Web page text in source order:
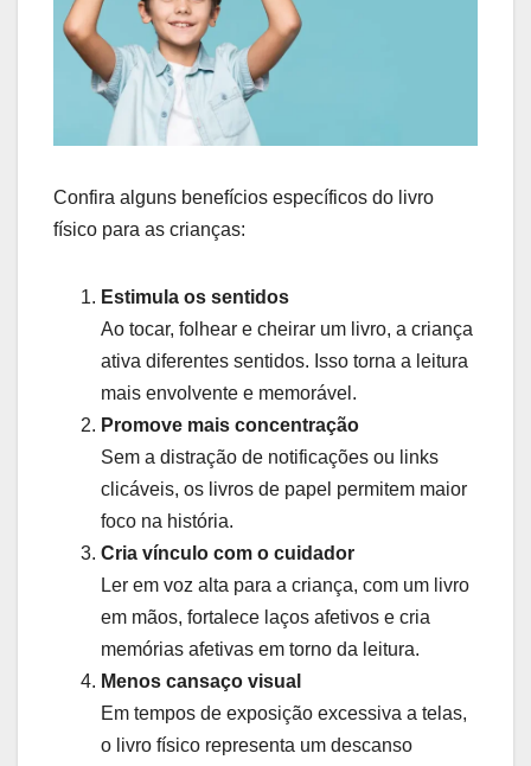
Confira alguns benefícios específicos do livro
físico para as crianças:
Estimula os sentidos
Ao tocar, folhear e cheirar um livro, a criança
ativa diferentes sentidos. Isso torna a leitura
mais envolvente e memorável.
Promove mais concentração
Sem a distração de notificações ou links
clicáveis, os livros de papel permitem maior
foco na história.
Cria vínculo com o cuidador
Ler em voz alta para a criança, com um livro
em mãos, fortalece laços afetivos e cria
memórias afetivas em torno da leitura.
Menos cansaço visual
Em tempos de exposição excessiva a telas,
o livro físico representa um descanso